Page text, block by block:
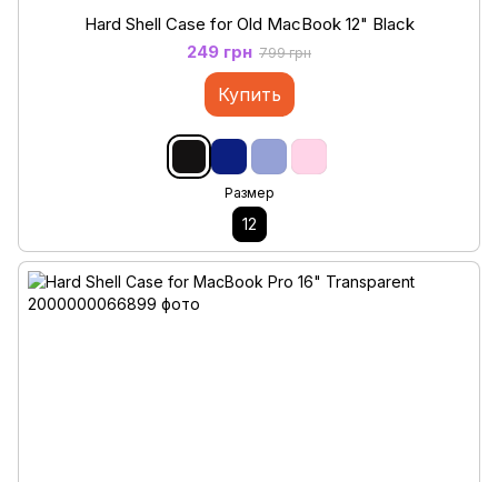
Hard Shell Case for Old MacBook 12" Black
249 грн 799 грн
Купить
Размер
12